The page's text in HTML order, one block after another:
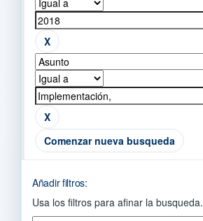
Comenzar nueva busqueda
Añadir filtros:
Usa los filtros para afinar la busqueda.